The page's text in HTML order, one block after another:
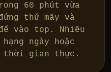
60 phút vừa
thứ mấy và
vào top. Nhiều
ngày hoặc
thời gian thực.